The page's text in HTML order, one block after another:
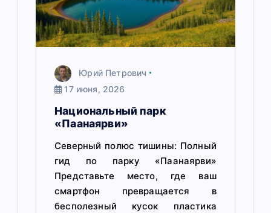
Юрий Петрович
17 июня, 2026
Национальный парк
«Паанаярви»
Северный полюс тишины: Полный
гид по парку «Паанаярви»
Представьте место, где ваш
смартфон превращается в
бесполезный кусок пластика